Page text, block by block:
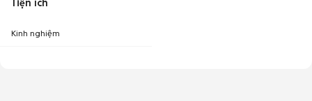
Tiện ích
Kinh nghiệm